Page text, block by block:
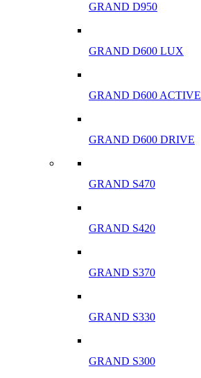
GRAND D950
GRAND D600 LUX
GRAND D600 ACTIVE
GRAND D600 DRIVE
GRAND S470
GRAND S420
GRAND S370
GRAND S330
GRAND S300